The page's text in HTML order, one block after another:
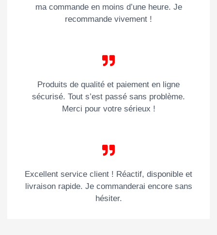
ma commande en moins d’une heure. Je
recommande vivement !
Produits de qualité et paiement en ligne
sécurisé. Tout s’est passé sans problème.
Merci pour votre sérieux !
Excellent service client ! Réactif, disponible et
livraison rapide. Je commanderai encore sans
hésiter.